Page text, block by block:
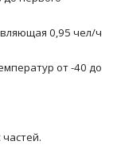
0,95 чел/ч
от -40 до